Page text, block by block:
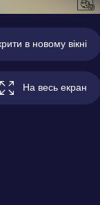
в новому вікні
На весь екран